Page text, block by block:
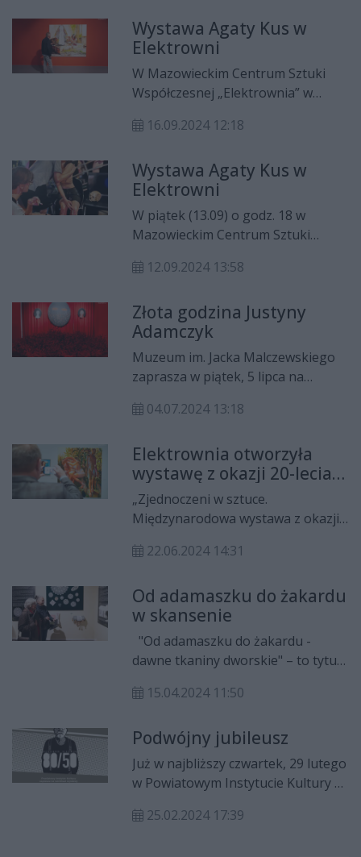
kompozycjach.
radomskiego mogą wziąć udział w
konkursie na najpiękniejszy
uśmiech Radomia.
Wystawa Agaty Kus w
Elektrowni
W Mazowieckim Centrum Sztuki
Współczesnej „Elektrownia” w
Agaty Kus pt. „First Time/Pierwszy
3 listopada.
16.09.2024 12:18
Wystawa Agaty Kus w
Elektrowni
W piątek (13.09) o godz. 18 w
Mazowieckim Centrum Sztuki
Radomiu odbędzie się wernisaż
Pierwszy raz". Wystawa będzie
czynna do 3 listopada br.
12.09.2024 13:58
Złota godzina Justyny
Adamczyk
Muzeum im. Jacka Malczewskiego
zaprasza w piątek, 5 lipca na
Adamczyk. Golden hour – złota
04.07.2024 13:18
Elektrownia otworzyła
wystawę z okazji 20-lecia
wstąpienia Polski do UE
„Zjednoczeni w sztuce.
Międzynarodowa wystawa z okazji
Unii Europejskiej” jest już otwarta.
do 1 września.
22.06.2024 14:31
Od adamaszku do żakardu
w skansenie
dawne tkaniny dworskie" – to tytuł
zwiedzających w Muzeum Wsi
różnorodność tkanin i ich
zastosowań w siedzibach
szlacheckich. Wernisaż odbył się w
czwartek, 11 kwietnia.
15.04.2024 11:50
Podwójny jubileusz
Już w najbliższy czwartek, 29 lutego
w Powiatowym Instytucie Kultury w
pn. „80/50 ALEKSANDER
25.02.2024 17:39